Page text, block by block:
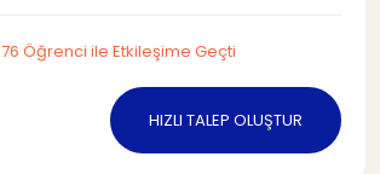
76 Öğrenci ile Etkileşime Geçti
HIZLI TALEP OLUŞTUR